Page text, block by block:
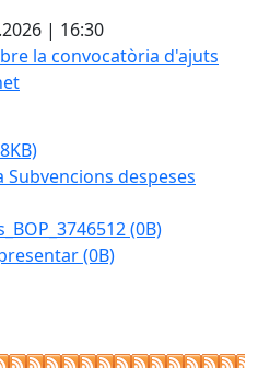
| 16:30
la convocatòria d'ajuts per a
Subvencions despeses
(0B)
(0B)